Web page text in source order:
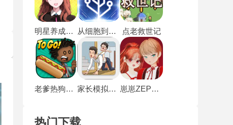
明星养成有限公司 从细胞到奇点最新版 点老救世记
老爹热狗店无限金币版 家长模拟器手机版 崽崽ZEPETO最新版
热门下载